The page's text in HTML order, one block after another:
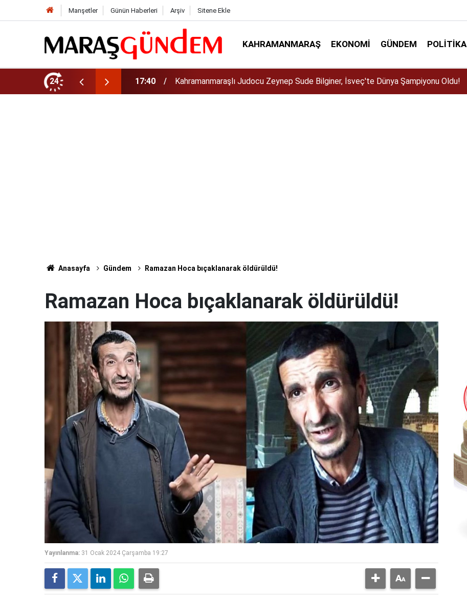
Manşetler Günün Haberleri Arşiv Sitene Ekle
KAHRAMANMARAŞ EKONOMI GÜNDEM POLITIKA
24
Dünya Şampiyonu Oldu! 17:15 Kahramanmaraş Büyükşehir, Öğrenciler İçin “Pusula Maraş Eğitim Merkezi” Açıyor
Anasayfa Gündem Ramazan Hoca bıçaklanarak öldürüldü!
Ramazan Hoca bıçaklanarak öldürüldü!
Yayınlanma: 31 Ocak 2024 Çarşamba 19:27